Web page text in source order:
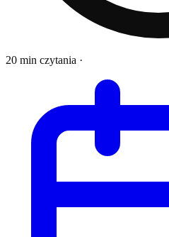
20 min czytania ·